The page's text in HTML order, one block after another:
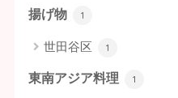
揚げ物 1
世田谷区 1
東南アジア料理 1